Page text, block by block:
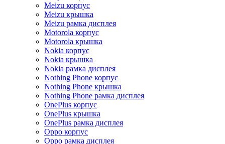
Meizu корпус
Meizu крышка
Meizu рамка дисплея
Motorola корпус
Motorola крышка
Nokia корпус
Nokia крышка
Nokia рамка дисплея
Nothing Phone корпус
Nothing Phone крышка
Nothing Phone рамка дисплея
OnePlus корпус
OnePlus крышка
OnePlus рамка дисплея
Oppo корпус
Oppo рамка дисплея